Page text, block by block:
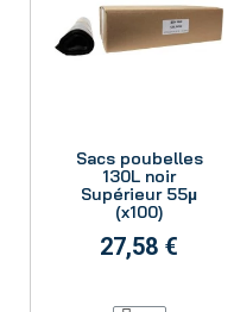
Sacs poubelles
130L noir
Supérieur 55µ
(x100)
27,58 €